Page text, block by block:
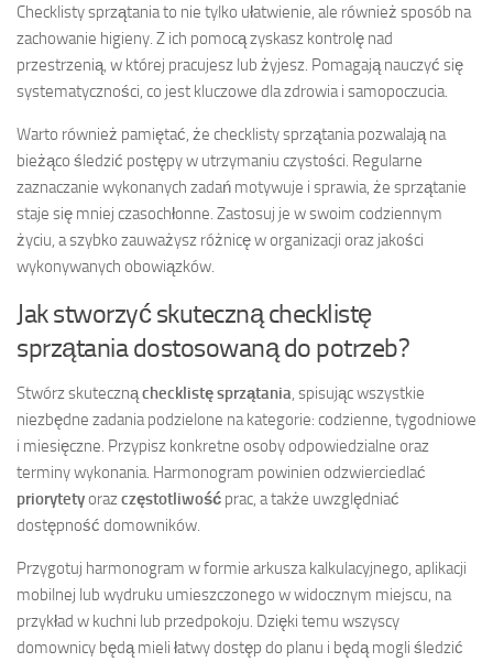
Checklisty sprzątania to nie tylko ułatwienie, ale również sposób na
zachowanie higieny. Z ich pomocą zyskasz kontrolę nad
przestrzenią, w której pracujesz lub żyjesz. Pomagają nauczyć się
systematyczności, co jest kluczowe dla zdrowia i samopoczucia.
Warto również pamiętać, że checklisty sprzątania pozwalają na
bieżąco śledzić postępy w utrzymaniu czystości. Regularne
zaznaczanie wykonanych zadań motywuje i sprawia, że sprzątanie
staje się mniej czasochłonne. Zastosuj je w swoim codziennym
życiu, a szybko zauważysz różnicę w organizacji oraz jakości
wykonywanych obowiązków.
Jak stworzyć skuteczną checklistę
sprzątania dostosowaną do potrzeb?
Stwórz skutecznąchecklistę sprzątania , spisując wszystkie
niezbędne zadania podzielone na kategorie: codzienne, tygodniowe
i miesięczne. Przypisz konkretne osoby odpowiedzialne oraz
terminy wykonania. Harmonogram powinien odzwierciedlać
priorytetyorazczęstotliwość prac, a także uwzględniać
dostępność domowników.
Przygotuj harmonogram w formie arkusza kalkulacyjnego, aplikacji
mobilnej lub wydruku umieszczonego w widocznym miejscu, na
przykład w kuchni lub przedpokoju. Dzięki temu wszyscy
domownicy będą mieli łatwy dostęp do planu i będą mogli śledzić